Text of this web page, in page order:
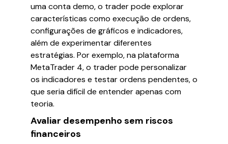
uma conta demo, o trader pode explorar
características como execução de ordens,
configurações de gráficos e indicadores,
além de experimentar diferentes
estratégias. Por exemplo, na plataforma
MetaTrader 4, o trader pode personalizar
os indicadores e testar ordens pendentes, o
que seria difícil de entender apenas com
teoria.
Avaliar desempenho sem riscos
financeiros